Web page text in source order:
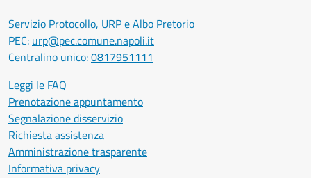
Servizio Protocollo, URP e Albo Pretorio
PEC: urp@pec.comune.napoli.it
Centralino unico:0817951111
Leggi le FAQ
Prenotazione appuntamento
Segnalazione disservizio
Richiesta assistenza
Amministrazione trasparente
Informativa privacy